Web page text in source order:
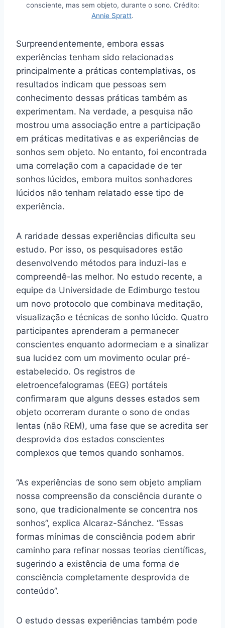
consciente, mas sem objeto, durante o sono. Crédito:
Annie Spratt.
Surpreendentemente, embora essas
experiências tenham sido relacionadas
principalmente a práticas contemplativas, os
resultados indicam que pessoas sem
conhecimento dessas práticas também as
experimentam. Na verdade, a pesquisa não
mostrou uma associação entre a participação
em práticas meditativas e as experiências de
sonhos sem objeto. No entanto, foi encontrada
uma correlação com a capacidade de ter
sonhos lúcidos, embora muitos sonhadores
lúcidos não tenham relatado esse tipo de
experiência.
A raridade dessas experiências dificulta seu
estudo. Por isso, os pesquisadores estão
desenvolvendo métodos para induzi-las e
compreendê-las melhor. No estudo recente, a
equipe da Universidade de Edimburgo testou
um novo protocolo que combinava meditação,
visualização e técnicas de sonho lúcido. Quatro
participantes aprenderam a permanecer
conscientes enquanto adormeciam e a sinalizar
sua lucidez com um movimento ocular pré-
estabelecido. Os registros de
eletroencefalogramas (EEG) portáteis
confirmaram que alguns desses estados sem
objeto ocorreram durante o sono de ondas
lentas (não REM), uma fase que se acredita ser
desprovida dos estados conscientes
complexos que temos quando sonhamos.
“As experiências de sono sem objeto ampliam
nossa compreensão da consciência durante o
sono, que tradicionalmente se concentra nos
sonhos”, explica Alcaraz-Sánchez. “Essas
formas mínimas de consciência podem abrir
caminho para refinar nossas teorias científicas,
sugerindo a existência de uma forma de
consciência completamente desprovida de
conteúdo”.
O estudo dessas experiências também pode